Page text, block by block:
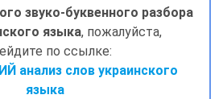
звуко-буквенного разбора
языка, пожалуйста,
по ссылке:
анализ слов украинского
языка